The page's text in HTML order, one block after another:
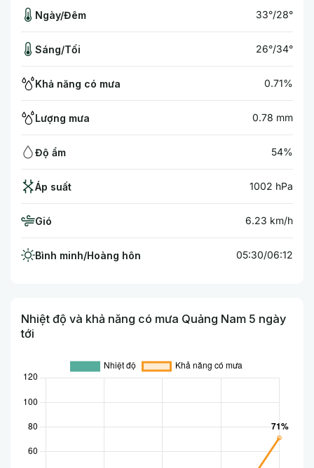
Ngày/Đêm 33°/28°
Sáng/Tối 26°/34°
Khả năng có mưa 0.71%
Lượng mưa 0.78 mm
Độ ẩm 54%
Áp suất 1002 hPa
Gió 6.23 km/h
Bình minh/Hoàng hôn 05:30/06:12
Nhiệt độ và khả năng có mưa Quảng Nam 5 ngày
tới